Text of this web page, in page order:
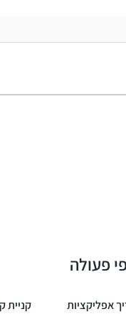
פעולה
אפליקציות קניית